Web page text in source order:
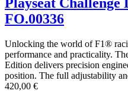
FO.00336
Unlocking the world of F1®
performance and practicality.
Edition delivers precision
position. The full adjustability
420,00 €